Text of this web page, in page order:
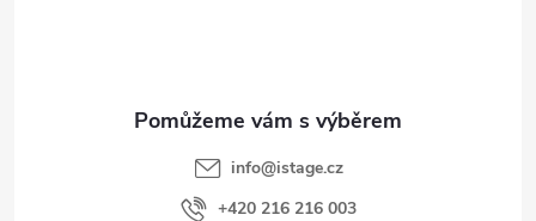
info@istage.cz
+420 216 216 003